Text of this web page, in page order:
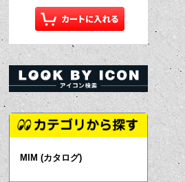
MIM (カタログ)